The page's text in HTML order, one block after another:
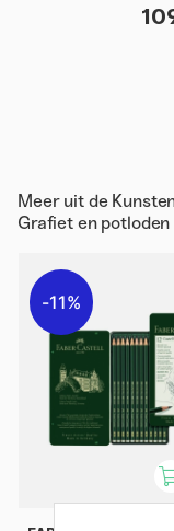
Meer uit de
Grafiet en potloden
11%